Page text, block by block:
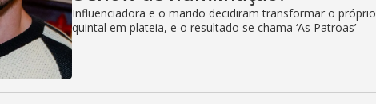
Influenciadora e o marido decidiram transformar o próprio
quintal em plateia, e o resultado se chama ‘As Patroas’